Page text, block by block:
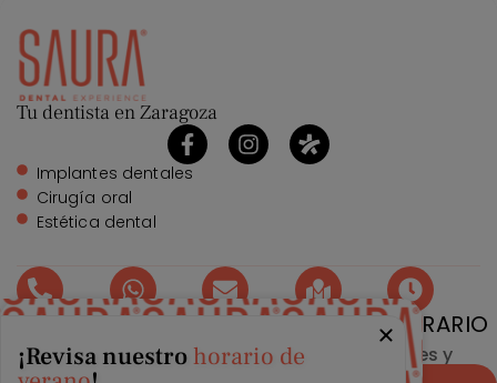
Tu dentista en Zaragoza
Implantes dentales
Cirugía oral
Estética dental
TELÉFONO
976 215
224
WHATSAPP
976 215
224
EMAIL
info@clinicasaura.com
DIRECCIÓN
Gran Vía
26,
HORARIO
Lunes y
Miércoles
¡Revisa nuestro horario de